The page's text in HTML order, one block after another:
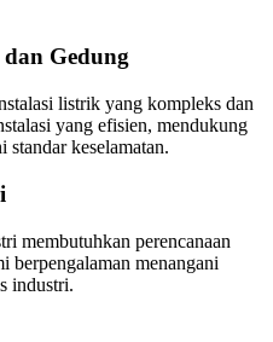
Gedung
listrik yang kompleks dan
yang efisien, mendukung
standar keselamatan.
membutuhkan perencanaan
berpengalaman menangani
industri.